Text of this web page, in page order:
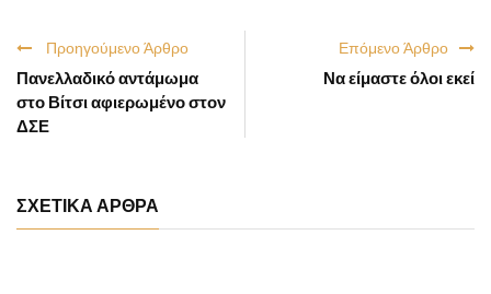
Επόμενο Άρθρο
Να είμαστε όλοι εκεί
Προηγούμενο Άρθρο
Πανελλαδικό αντάμωμα
στο Βίτσι αφιερωμένο στον
ΔΣΕ
ΣΧΕΤΙΚΑ ΑΡΘΡΑ